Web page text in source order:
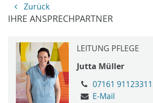
Zurück
IHRE ANSPRECHPARTNER
LEITUNG PFLEGE
Jutta Müller
07161
E-Mail